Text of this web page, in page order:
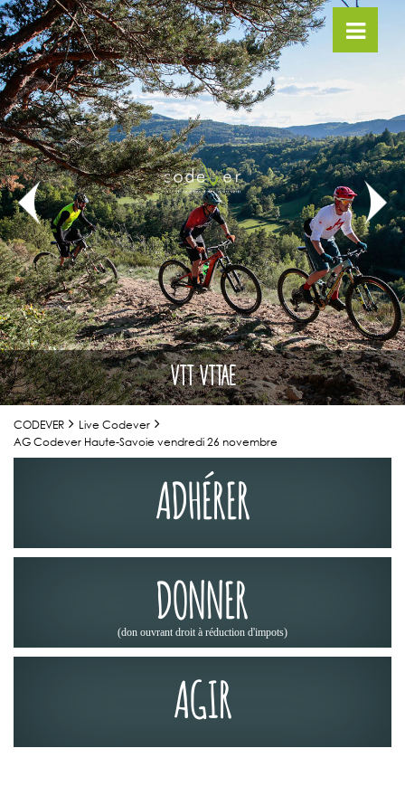
VTT VTTAE
CODEVER
Live Codever
AG Codever Haute-Savoie vendredi 26 novembre
ADHÉRER
DONNER
(don ouvrant droit à réduction d'impots)
AGIR